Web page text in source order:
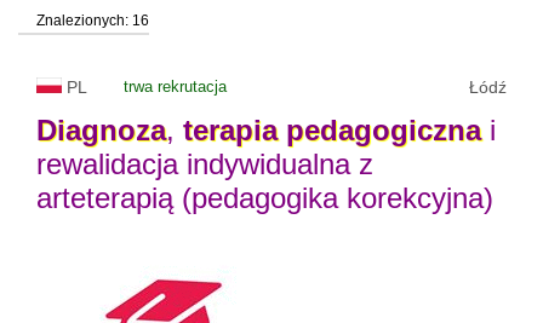
status uczelni
Znalezionych: 16
PL trwa rekrutacja Łódź
Diagnoza, terapia pedagogicznai
rewalidacja indywidualna z
arteterapią (pedagogika korekcyjna)